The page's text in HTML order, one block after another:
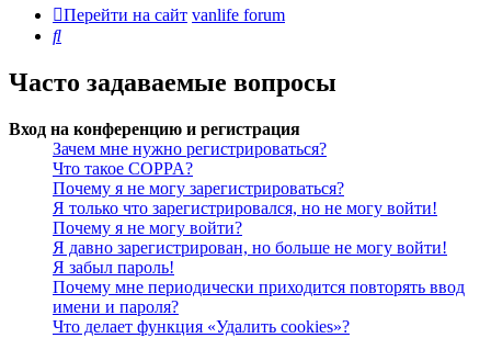
Перейти на сайт vanlife forum
Поиск
Часто задаваемые вопросы
Вход на конференцию и регистрация
Зачем мне нужно регистрироваться?
Что такое COPPA?
Почему я не могу зарегистрироваться?
Я только что зарегистрировался, но не могу войти!
Почему я не могу войти?
Я давно зарегистрирован, но больше не могу войти!
Я забыл пароль!
Почему мне периодически приходится повторять ввод
имени и пароля?
Что делает функция «Удалить cookies»?